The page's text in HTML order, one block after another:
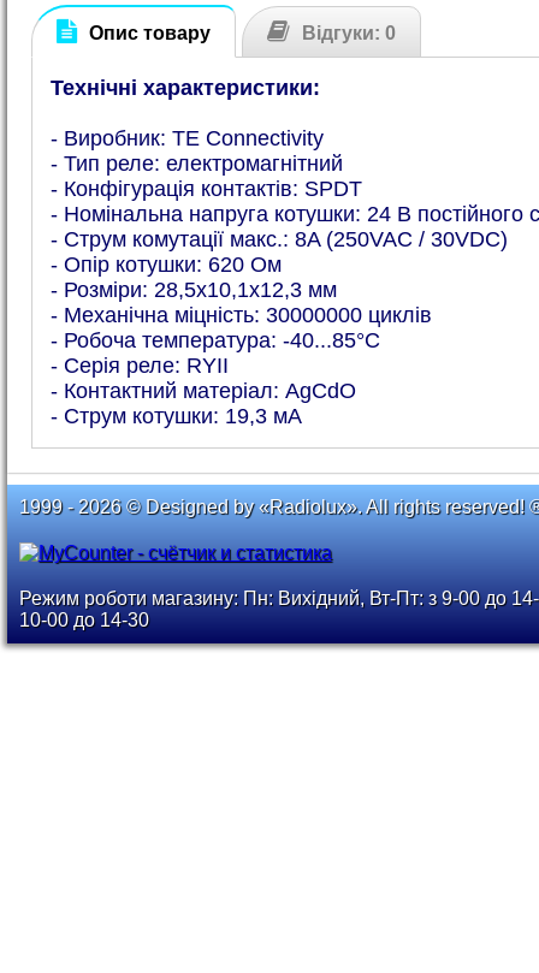
Опис товару Відгуки: 0
Технічні характеристики:
- Виробник: TE Connectivity
- Тип реле: електромагнітний
- Конфігурація контактів: SPDT
- Номінальна напруга котушки: 24 В постійного
- Струм комутації макс.: 8A (250VAC / 30VDC)
- Опір котушки: 620 Ом
- Розміри: 28,5x10,1x12,3 мм
- Механічна міцність: 30000000 циклів
- Робоча температура: -40...85°C
- Серія реле: RYII
- Контактний матеріал: AgCdO
- Струм котушки: 19,3 мА
1999 - 2026 © Designed by «Radiolux». All rights reserved!
Режим роботи магазину: Пн: Вихідний, Вт-Пт: з 9-00 до
10-00 до 14-30